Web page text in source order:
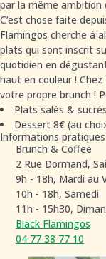
par la même ambition
C’est chose faite
Flamingos cherche à
plats qui sont inscrit
quotidien en
haut en couleur !
votre propre brunch !
Plats salés &
Dessert 8€ (au
Informations pratiques
Brunch & Coffee
2 Rue Dormand,
9h - 18h, Mardi au
10h - 18h, Samedi
11h - 15h30,
Black Flamingos
04 77 38 77 10